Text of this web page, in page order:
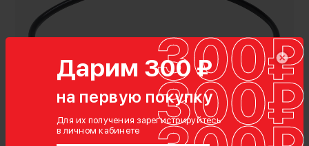
Дарим 300 ₽
на первую покупку
Для их получения зарегистрируйтесь
в личном кабинете
Комплектация
кабель